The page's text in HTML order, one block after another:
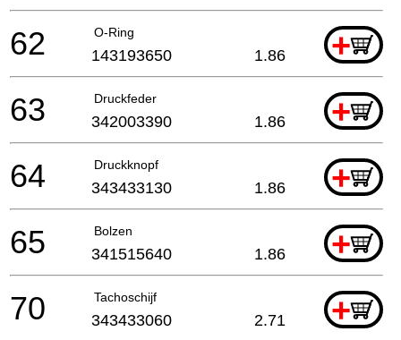
O-Ring +
62 143193650 1.86
Druckfeder +
63 342003390 1.86
Druckknopf +
64 343433130 1.86
Bolzen +
65 341515640 1.86
Tachoschijf +
70 343433060 2.71